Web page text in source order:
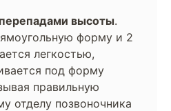
высоты.
форму и 2
легкостью,
под форму
правильную
отделу позвоночника